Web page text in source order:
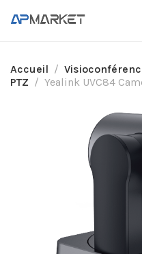
Accueil
PTZ
Yealink UVC84